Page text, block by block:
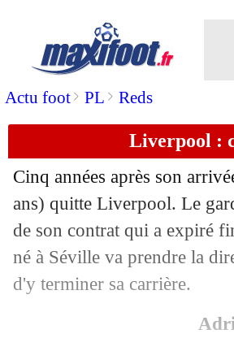
Actu foot> PL > Reds
Liverpool :
Cinq années après son
ans) quitte Liverpool. Le
de son contrat qui a expiré
né à Séville va prendre la
d'y terminer sa carrière.
: le défenseur
08/07 Al Nassr: Ronaldo
08/07 Man Utd: Casemiro
08/07 Wolfsbourg:
08/07 Barça : le club
08/07 ASSE: Davitashvili,
: Canal+